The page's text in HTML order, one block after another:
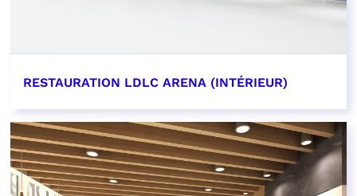
RESTAURATION LDLC ARENA (INTÉRIEUR)
EN SAVOIR PLUS